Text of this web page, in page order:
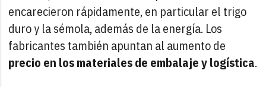
encarecieron rápidamente, en particular el trigo
duro y la sémola, además de la energía. Los
fabricantes también apuntan al aumento de
precio en los materiales de embalaje y logística.